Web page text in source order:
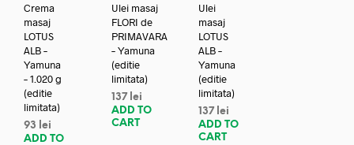
Crema
masaj
LOTUS
ALB –
Yamuna
– 1.020 g
(editie
limitata)
93
lei
ADD TO
Ulei masaj
FLORI de
PRIMAVARA
– Yamuna
(editie
limitata)
137 lei
ADD TO
CART
Ulei
masaj
LOTUS
ALB –
Yamuna
(editie
limitata)
137 lei
ADD TO
CART